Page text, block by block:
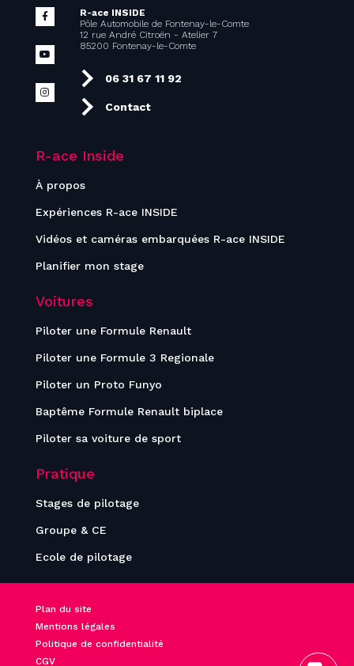
R-ace INSIDE
Pôle Automobile de Fontenay-le-Comte
12 rue André Citroën - Atelier 7
85200 Fontenay-le-Comte
06 31 67 11 92
Contact
R-ace Inside
À propos
Expériences R-ace INSIDE
Vidéos et caméras embarquées R-ace INSIDE
Planifier mon stage
Voitures
Piloter une Formule Renault
Piloter une Formule 3 Regionale
Piloter un Proto Funyo
Baptême Formule Renault biplace
Piloter sa voiture de sport
Pratique
Stages de pilotage
Groupe & CE
Ecole de pilotage
Plan du site
Mentions légales
Politique de confidentialité
CGV